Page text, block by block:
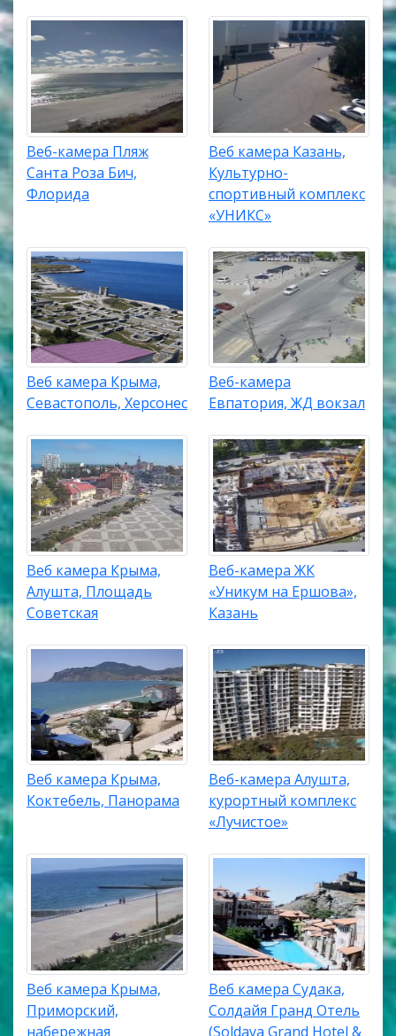
Веб-камера Пляж
Санта Роза Бич,
Флорида
Веб камера Казань,
Культурно-
спортивный комплекс
«УНИКС»
Веб камера Крыма,
Севастополь, Херсонес
Веб-камера
Евпатория, ЖД вокзал
Веб камера Крыма,
Алушта, Площадь
Советская
Веб-камера ЖК
«Уникум на Ершова»,
Казань
Веб камера Крыма,
Коктебель, Панорама
Веб-камера Алушта,
курортный комплекс
«Лучистое»
Веб камера Крыма,
Приморский,
набережная
Веб камера Судака,
Солдайя Гранд Отель
(Soldaya Grand Hotel &